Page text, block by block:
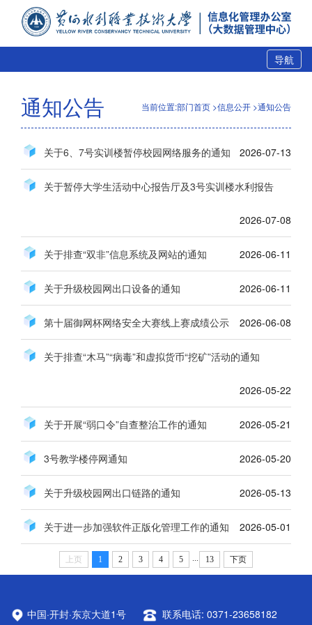
导航
通知公告 当前位置:部门首页 >信息公开 >通知公告
关于6、7号实训楼暂停校园网络服务的通知 2026-07-13
关于暂停大学生活动中心报告厅及3号实训楼水利报告厅会场服务的通知
2026-07-08
关于排查“双非”信息系统及网站的通知 2026-06-11
关于升级校园网出口设备的通知 2026-06-11
第十届御网杯网络安全大赛线上赛成绩公示 2026-06-08
关于排查“木马”“病毒”和虚拟货币“挖矿”活动的通知
2026-05-22
关于开展“弱口令”自查整治工作的通知 2026-05-21
3号教学楼停网通知 2026-05-20
关于升级校园网出口链路的通知 2026-05-13
关于进一步加强软件正版化管理工作的通知 2026-05-01
上页 1 2 3 4 5 ... 13 下页
中国·开封·东京大道1号 联系电话: 0371-23658182